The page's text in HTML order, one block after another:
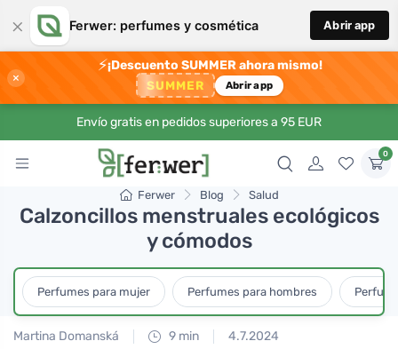
× Ferwer: perfumes y cosmética Abrir app
×
⚡¡Descuento SUMMER ahora mismo!
SUMMER Abrir app
Envío gratis en pedidos superiores a 95 EUR
0
Ferwer Blog Salud
Calzoncillos menstruales ecológicos
y cómodos
Perfumes para mujer Perfumes para hombres
Martina Domanská 9 min 4.7.2024